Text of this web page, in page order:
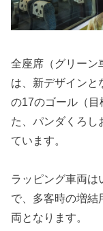
全座席（グリーン
は、新デザインと
の17のゴール（
た、パンダくろし
ています。
ラッピング車両は
で、多客時の増結
両となります。